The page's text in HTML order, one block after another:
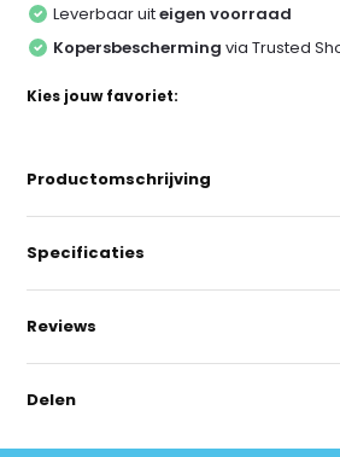
Leverbaar uiteigen voorraad
Kopersbescherming via Trusted
Kies jouw favoriet:
Productomschrijving
Specificaties
Reviews
Delen